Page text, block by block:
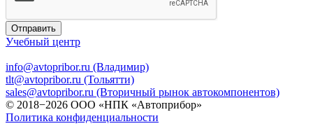
Отправить
Учебный центр
info@avtopribor.ru (Владимир)
tlt@avtopribor.ru (Тольятти)
sales@avtopribor.ru (Вторичный рынок автокомпонентов)
© 2018−2026 ООО «НПК «Автоприбор»
Политика конфиденциальности